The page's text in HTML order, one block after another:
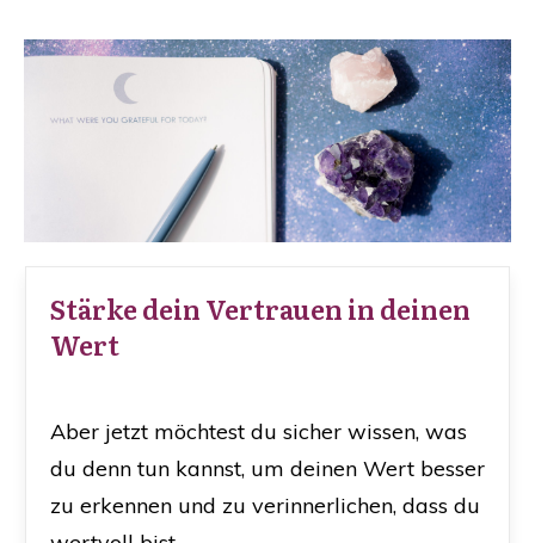
Stärke dein Vertrauen in deinen
Wert
Aber jetzt möchtest du sicher wissen, was
du denn tun kannst, um deinen Wert besser
zu erkennen und zu verinnerlichen, dass du